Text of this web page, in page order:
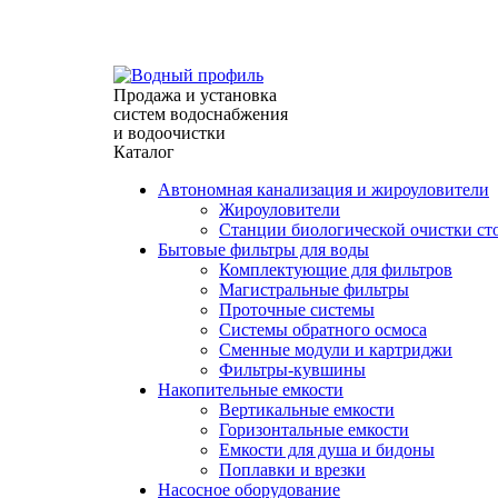
Продажа и установка
систем водоснабжения
и водоочистки
Каталог
Автономная канализация и жироуловители
Жироуловители
Станции биологической очистки
Бытовые фильтры для воды
Комплектующие для фильтров
Магистральные фильтры
Проточные системы
Системы обратного осмоса
Сменные модули и картриджи
Фильтры-кувшины
Накопительные емкости
Вертикальные емкости
Горизонтальные емкости
Емкости для душа и бидоны
Поплавки и врезки
Насосное оборудование